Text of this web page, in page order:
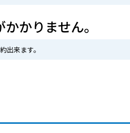
かりません。
出来ます。